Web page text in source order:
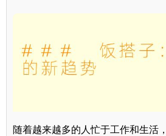
随着越来越多的人忙于工作和生活